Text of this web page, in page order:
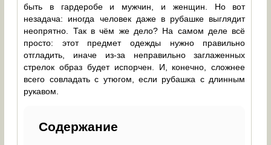
быть в гардеробе и мужчин, и женщин. Но вот
незадача: иногда человек даже в рубашке выглядит
неопрятно. Так в чём же дело? На самом деле всё
просто: этот предмет одежды нужно правильно
отгладить, иначе из-за неправильно заглаженных
стрелок образ будет испорчен. И, конечно, сложнее
всего совладать с утюгом, если рубашка с длинным
рукавом.
Содержание